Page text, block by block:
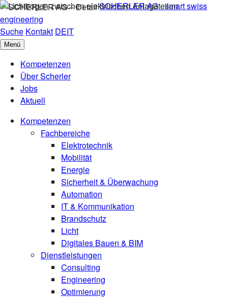
SCHERLER AG - smart swiss
engineering
Suche Kontakt DEIT
Menü
Kompetenzen
Über Scherler
Jobs
Aktuell
Kompetenzen
Fachbereiche
Elektrotechnik
Mobilität
Energie
Sicherheit & Überwachung
Automation
IT & Kommunikation
Brandschutz
Licht
Digitales Bauen & BIM
Dienstleistungen
Consulting
Engineering
Optimierung